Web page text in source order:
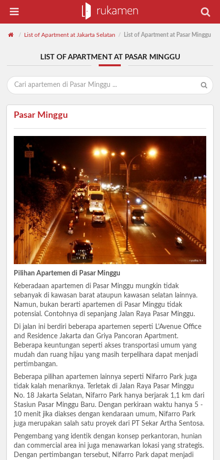
/ List of Apartment at Jakarta Selatan / List of Apartment at Pasar Minggu
LIST OF APARTMENT AT PASAR MINGGU
Pasar Minggu
Pilihan Apartemen di Pasar Minggu
Keberadaan apartemen di Pasar Minggu mungkin tidak
sebanyak di kawasan barat ataupun kawasan selatan lainnya.
Namun, bukan berarti apartemen di Pasar Minggu tidak
potensial. Contohnya di sepanjang Jalan Raya Pasar Minggu.
Di jalan ini berdiri beberapa apartemen seperti L'Avenue Office
and Residence Jakarta dan Griya Pancoran Apartment.
Beberapa keuntungan seperti akses transportasi umum yang
mudah dan ruang hijau yang masih terpelihara dapat menjadi
pertimbangan.
Beberapa pilihan apartemen lainnya seperti Nifarro Park juga
tidak kalah menariknya. Terletak di Jalan Raya Pasar Minggu
No. 18 Jakarta Selatan, Nifarro Park hanya berjarak 1,1 km dari
Stasiun Pasar Minggu Baru. Dengan perkiraan waktu hanya 5 -
10 menit jika diakses dengan kendaraan umum, Nifarro Park
juga merupakan salah satu proyek dari PT Sekar Artha Sentosa.
Pengembang yang identik dengan konsep perkantoran, hunian
dan commercial area ini juga menawarkan lokasi yang strategis.
Dengan pertimbangan tersebut, Nifarro Park dapat menjadi